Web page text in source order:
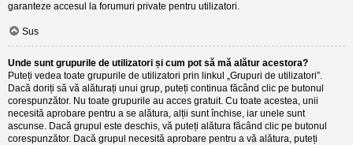
garanteze accesul la forumuri private pentru utilizatori.
Sus
Unde sunt grupurile de utilizatori și cum pot să mă alătur acestora?
Puteți vedea toate grupurile de utilizatori prin linkul „Grupuri de utilizatori”.
Dacă doriți să vă alăturați unui grup, puteți continua făcând clic pe butonul
corespunzător. Nu toate grupurile au acces gratuit. Cu toate acestea, unii
necesită aprobare pentru a se alătura, alții sunt închise, iar unele sunt
ascunse. Dacă grupul este deschis, vă puteți alătura făcând clic pe butonul
corespunzător. Dacă grupul necesită aprobare pentru a vă alătura, puteți